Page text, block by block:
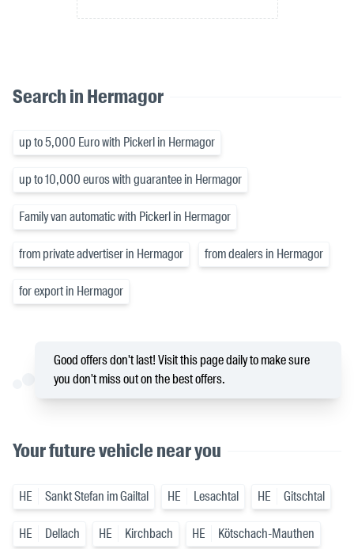
Search in Hermagor
up to 5,000 Euro with Pickerl in Hermagor
up to 10,000 euros with guarantee in Hermagor
Family van automatic with Pickerl in Hermagor
from private advertiser in Hermagor from dealers in Hermagor
for export in Hermagor
Good offers don't last! Visit this page daily to make sure
you don't miss out on the best offers.
Your future vehicle near you
HE Sankt Stefan im Gailtal HE Lesachtal HE Gitschtal
HE Dellach HE Kirchbach HE Kötschach-Mauthen